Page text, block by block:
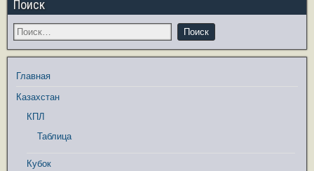
Поиск
Главная
Казахстан
КПЛ
Таблица
Кубок